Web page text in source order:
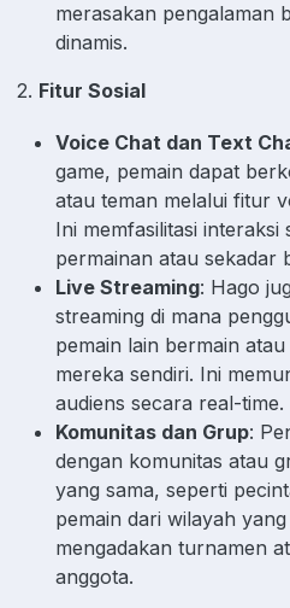
merasakan pengalaman
dinamis.
2. Fitur Sosial
Voice Chat dan Text
game, pemain dapat
atau teman melalui fitur
Ini memfasilitasi
permainan atau sekadar
Live Streaming: Hago
streaming di mana
pemain lain bermain
mereka sendiri. Ini
audiens secara real-time.
Komunitas dan Grup:
dengan komunitas atau
yang sama, seperti
pemain dari wilayah
mengadakan turnamen
anggota.